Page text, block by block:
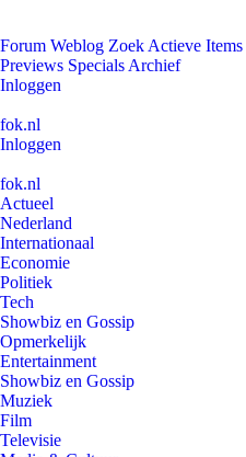
Forum Weblog Zoek Actieve Items
Previews Specials Archief
Inloggen
fok.nl
Inloggen
fok.nl
Actueel
Nederland
Internationaal
Economie
Politiek
Tech
Showbiz en Gossip
Opmerkelijk
Entertainment
Showbiz en Gossip
Muziek
Film
Televisie